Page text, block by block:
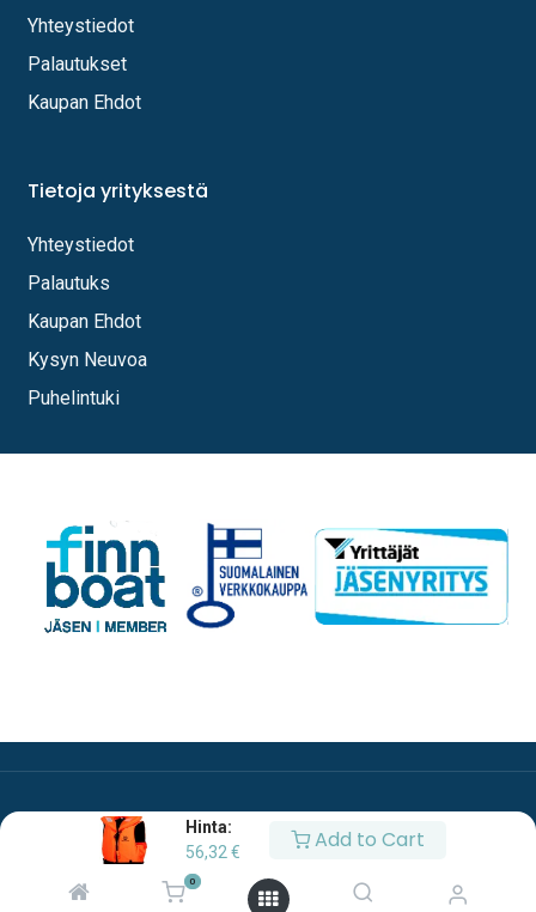
Hinta:
56,32 € Add to Cart
0
Yhteystiedot
Palautukset
Kaupan Ehdot
Tietoja yrityksestä
Yhteystiedot
Palautuks
Kaupan Ehdot
Kysyn Neuvoa
Puhelintuki